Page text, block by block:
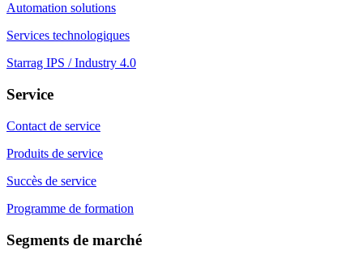
Automation solutions
Services technologiques
Starrag IPS / Industry 4.0
Service
Contact de service
Produits de service
Succès de service
Programme de formation
Segments de marché